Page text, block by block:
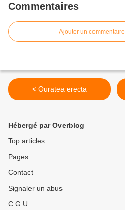
Commentaires
Ajouter un commentaire
< Ouratea erecta
Hébergé par Overblog
Top articles
Pages
Contact
Signaler un abus
C.G.U.